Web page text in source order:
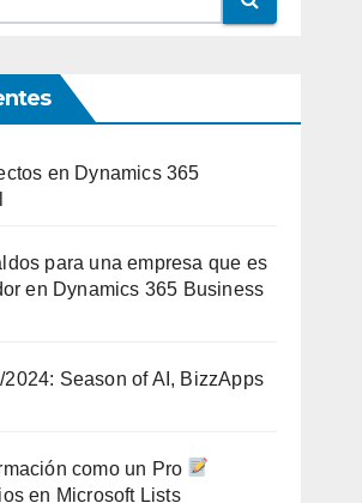
en Dynamics 365
para una empresa que es
en Dynamics 365 Business
2024: Season of AI, BizzApps
como un Pro
en Microsoft Lists